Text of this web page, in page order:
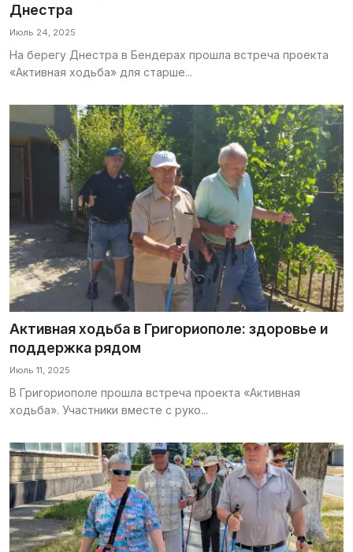
Днестра
Июль 24, 2025
На берегу Днестра в Бендерах прошла встреча проекта
«Активная ходьба» для старше...
Активная ходьба в Григориополе: здоровье и
поддержка рядом
Июль 11, 2025
В Григориополе прошла встреча проекта «Активная
ходьба». Участники вместе с руко...